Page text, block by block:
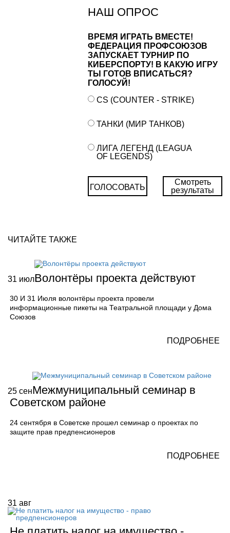
НАШ ОПРОС
ВРЕМЯ ИГРАТЬ ВМЕСТЕ!
ФЕДЕРАЦИЯ ПРОФСОЮЗОВ
ЗАПУСКАЕТ ТУРНИР ПО
КИБЕРСПОРТУ! В КАКУЮ ИГРУ
ТЫ ГОТОВ ВПИСАТЬСЯ?
ГОЛОСУЙ!
CS (COUNTER - STRIKE)
ТАНКИ (МИР ТАНКОВ)
ЛИГА ЛЕГЕНД (LEAGUA
OF LEGENDS)
ГОЛОСОВАТЬ
Смотреть
результаты
ЧИТАЙТЕ ТАКЖЕ
31 июлВолонтёры проекта действуют
30 И 31 Июля волонтёры проекта провели
информационные пикеты на Театральной площади у Дома
Союзов
ПОДРОБНЕЕ
25 сенМежмуниципальный семинар в
Советском районе
24 сентября в Советске прошел семинар о проектах по
защите прав предпенсионеров
ПОДРОБНЕЕ
31 авг